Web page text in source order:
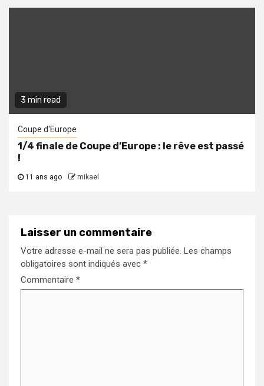
3 min read
Coupe d'Europe
1/4 finale de Coupe d’Europe : le rêve est passé
!
11 ans ago mikael
Laisser un commentaire
Votre adresse e-mail ne sera pas publiée. Les champs
obligatoires sont indiqués avec *
Commentaire *